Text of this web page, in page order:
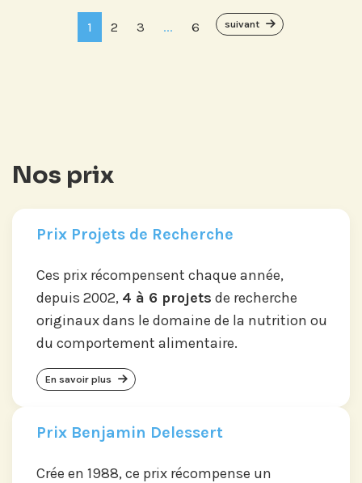
1 2 3 ... 6 suivant
Nos prix
Prix Projets de Recherche
Ces prix récompensent chaque année,
depuis 2002, 4 à 6 projets de recherche
originaux dans le domaine de la nutrition ou
du comportement alimentaire.
En savoir plus
Prix Benjamin Delessert
Crée en 1988, ce prix récompense un